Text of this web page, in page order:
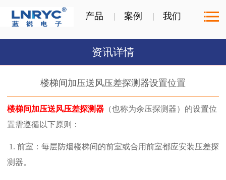
产品 案例 我们
资讯详情
楼梯间加压送风压差探测器设置位置
楼梯间加压送风压差探测器 （也称为余压探测器）的设置位
置需遵循以下原则：
1. 前室：每层防烟楼梯间的前室或合用前室都应安装压差探
测器。